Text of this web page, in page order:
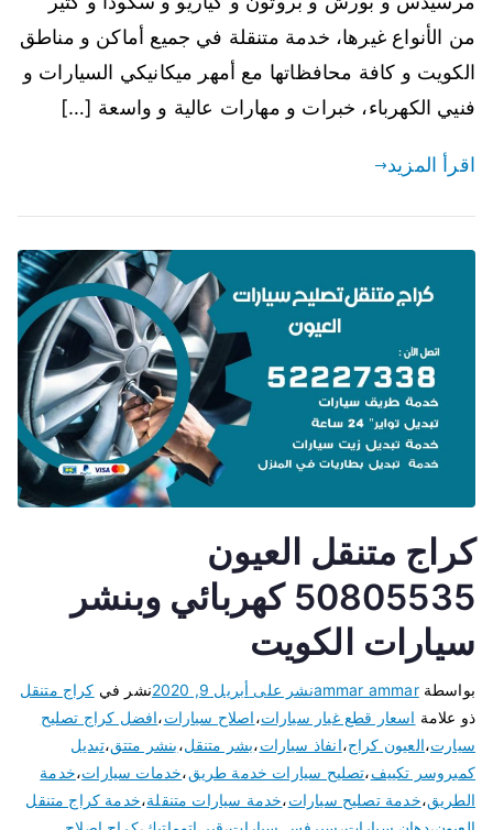
من الأنواع غيرها، خدمة متنقلة في جميع أماكن و مناطق
الكويت و كافة محافظاتها مع أمهر ميكانيكي السيارات و
فنيي الكهرباء، خبرات و مهارات عالية و واسعة […]
اقرأ المزيد
كراج متنقل العيون
50805535 كهربائي وبنشر
سيارات الكويت
بواسطةammar ammarنشر على أبريل 9, 2020 نشر في كراج متنقل
ذو علامة اسعار قطع غيار سيارات،اصلاح سيارات،افضل كراج تصليح
سيارت،العيون كراج،انفاذ سيارات،بشر متنقل،بنشر متتق،تبديل
كمبروسر تكييف،تصليح سيارات خدمة طريق،خدمات سيارات،خدمة
الطريق،خدمة تصليح سيارات،خدمة سيارات متنقلة،خدمة كراج متنقل